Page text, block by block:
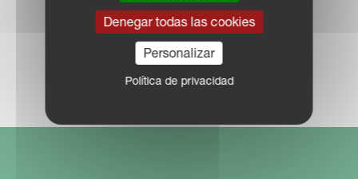
RED COMERCIAL
Denegar todas las cookies
Personalizar
Política de privacidad